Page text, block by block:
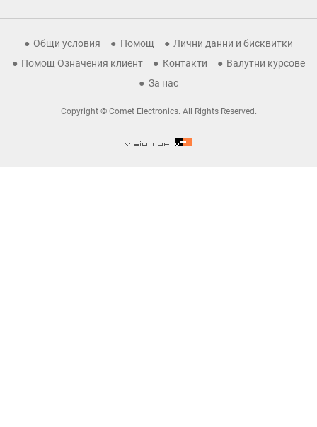
Общи условия Помощ
Лични данни и бисквитки
Помощ Означения клиент
Контакти
Валутни курсове
За нас
Copyright © Comet Electronics. All Rights Reserved.